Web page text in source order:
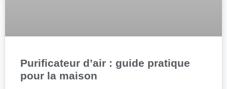
Purificateur d’air : guide pratique
pour la maison